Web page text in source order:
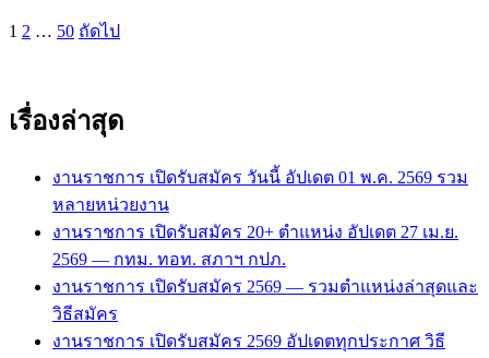
Posts
1 2 … 50 ถัดไป
เรื่องล่าสุด
งานราชการ เปิดรับสมัคร วันนี้ อัปเดต 01 พ.ค. 2569 รวม
หลายหน่วยงาน
งานราชการ เปิดรับสมัคร 20+ ตำแหน่ง อัปเดต 27 เม.ย.
2569 — กทม. ทอท. สภาฯ กปภ.
งานราชการ เปิดรับสมัคร 2569 — รวมตำแหน่งล่าสุดและ
วิธีสมัคร
งานราชการ เปิดรับสมัคร 2569 อัปเดตทุกประกาศ วิธี